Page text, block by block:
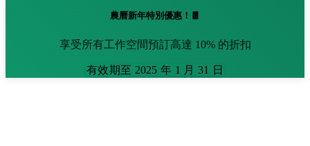
農曆新年特別優惠！🧧
享受所有工作空間預訂高達 10% 的折扣
有效期至 2025 年 1 月 31 日